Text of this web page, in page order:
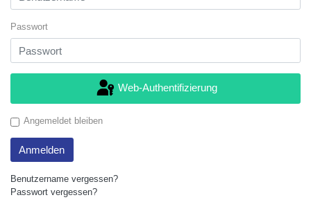
Passwort
Web-Authentifizierung
Angemeldet bleiben
Anmelden
Benutzername vergessen?
Passwort vergessen?